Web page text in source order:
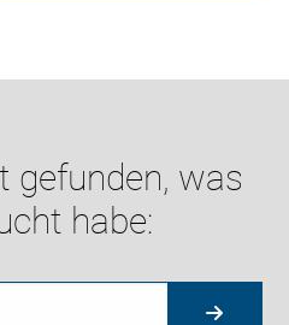
gefunden, was
habe: